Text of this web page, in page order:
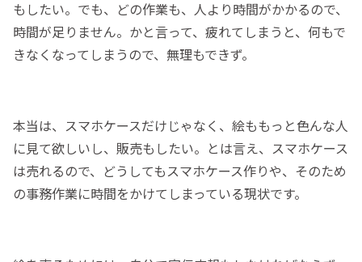
もしたい。でも、どの作業も、人より時間がかかるので、
時間が足りません。かと言って、疲れてしまうと、何もで
きなくなってしまうので、無理もできず。
本当は、スマホケースだけじゃなく、絵ももっと色んな人
に見て欲しいし、販売もしたい。とは言え、スマホケース
は売れるので、どうしてもスマホケース作りや、そのため
の事務作業に時間をかけてしまっている現状です。